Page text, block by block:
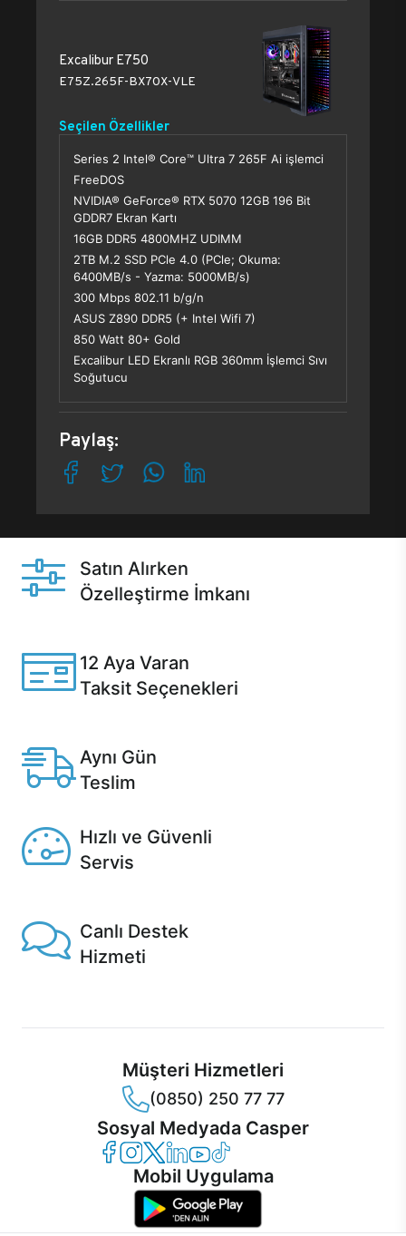
Excalibur E750
E75Z.265F-BX70X-VLE
Seçilen Özellikler
Series 2 Intel® Core™ Ultra 7 265F Ai işlemci
FreeDOS
NVIDIA® GeForce® RTX 5070 12GB 196 Bit
GDDR7 Ekran Kartı
16GB DDR5 4800MHZ UDIMM
2TB M.2 SSD PCle 4.0 (PCle; Okuma:
6400MB/s - Yazma: 5000MB/s)
300 Mbps 802.11 b/g/n
ASUS Z890 DDR5 (+ Intel Wifi 7)
850 Watt 80+ Gold
Excalibur LED Ekranlı RGB 360mm İşlemci Sıvı
Soğutucu
Paylaş:
Satın Alırken
Özelleştirme İmkanı
12 Aya Varan
Taksit Seçenekleri
Aynı Gün
Teslim
Hızlı ve Güvenli
Servis
Canlı Destek
Hizmeti
Müşteri Hizmetleri
(0850) 250 77 77
Sosyal Medyada Casper
Casper Facebook
Casper Instagram
Casper Twitter
Casper LinkedIn
Casper YouTube
Casper TikTok
Mobil Uygulama